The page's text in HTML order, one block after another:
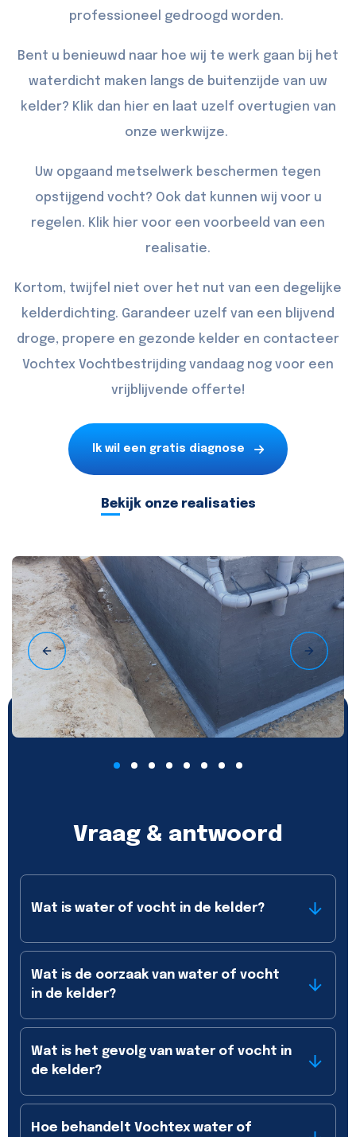
professioneel gedroogd worden.
Bent u benieuwd naar hoe wij te werk gaan bij het
waterdicht maken langs de buitenzijde van uw
kelder? Klik dan hieren laat uzelf overtugien van
onze werkwijze.
Uw opgaand metselwerk beschermen tegen
opstijgend vocht? Ook dat kunnen wij voor u
regelen. Klik hier voor een voorbeeld van een
realisatie.
Kortom, twijfel niet over het nut van een degelijke
kelderdichting. Garandeer uzelf van een blijvend
droge, propere en gezonde kelder en contacteer
Vochtex Vochtbestrijding vandaag nog voor een
vrijblijvende offerte!
Ik wil een gratis diagnose
Bekijk onze realisaties
Vraag & antwoord
Wat is water of vocht in de kelder?
Wat is de oorzaak van water of vocht
in de kelder?
Wat is het gevolg van water of vocht in
de kelder?
Hoe behandelt Vochtex water of